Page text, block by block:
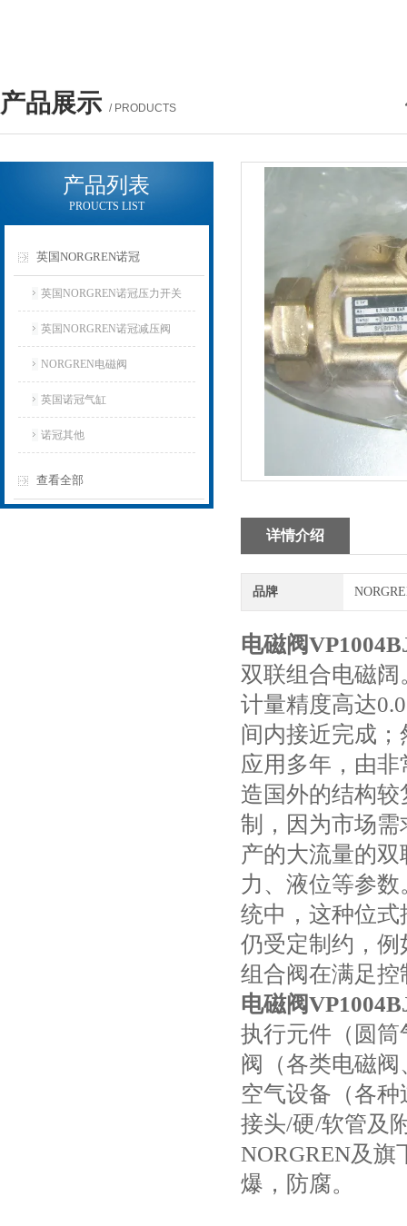
产品展示 / PRODUCTS
产品列表
PROUCTS LIST
英国NORGREN诺冠
英国NORGREN诺冠压力开关
英国NORGREN诺冠减压阀
NORGREN电磁阀
英国诺冠气缸
诺冠其他
查看全部
详情介绍
品牌
电磁阀
双联组合电磁
计量精度高达
间内接近完成
应用多年，由
造国外的结构
制，因为市场
产的大流量的
力、液位等参
统中，这种位
仍受定制约，
组合阀在满足
电磁阀
执行元件（圆
阀（各类电磁
空气设备（各
接头/硬/软管及
NORGREN及
爆，防腐。